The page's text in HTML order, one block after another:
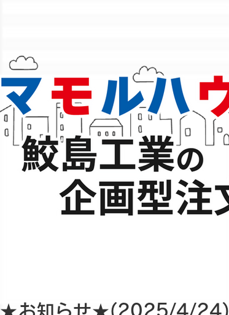
★お知らせ★(2025/4/24)